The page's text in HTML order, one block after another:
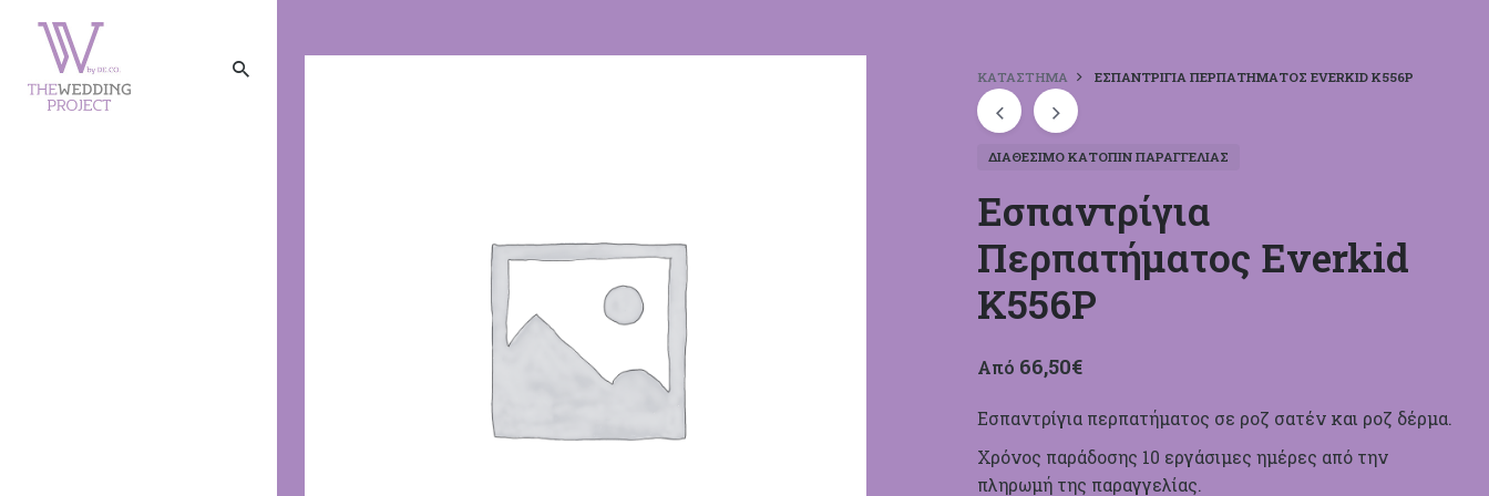
ΚΑΤΆΣΤΗΜΑ ΕΣΠΑΝΤΡΊΓΙΑ ΠΕΡΠΑΤΉΜΑΤΟΣ EVERKID Κ556Ρ
ΔΙΑΘΈΣΙΜΟ ΚΑΤΌΠΙΝ ΠΑΡΑΓΓΕΛΊΑΣ
Εσπαντρίγια
Περπατήματος Everkid
Κ556Ρ
Από 66,50€
Εσπαντρίγια περπατήματος σε ροζ σατέν και ροζ δέρμα.
Χρόνος παράδοσης 10 εργάσιμες ημέρες από την
πληρωμή της παραγγελίας.